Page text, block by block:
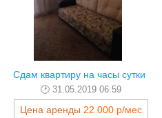
Сдам квартиру на часы сутки
31.05.2019 06:59
Цена аренды 22 000 р/мес